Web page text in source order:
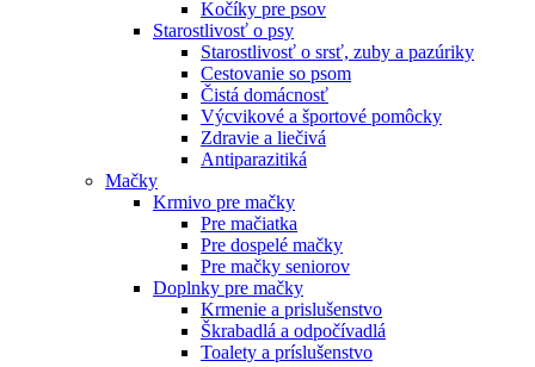
Kočíky pre psov
Starostlivosť o psy
Starostlivosť o srsť, zuby a pazúriky
Cestovanie so psom
Čistá domácnosť
Výcvikové a športové pomôcky
Zdravie a liečivá
Antiparazitiká
Mačky
Krmivo pre mačky
Pre mačiatka
Pre dospelé mačky
Pre mačky seniorov
Doplnky pre mačky
Krmenie a prislušenstvo
Škrabadlá a odpočívadlá
Toalety а príslušenstvo